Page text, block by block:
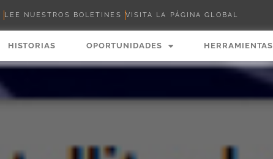
LEE NUESTROS BOLETINES VISITA LA PÁGINA GLOBAL
HISTORIAS OPORTUNIDADES HERRAMIENTAS